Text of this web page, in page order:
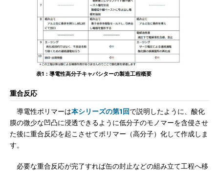
表1：導電性高分子キャパシターの製造工程概要
重合反応
導電性ポリマーは本シリーズの第1回で説明したように、酸化
膜の微少な凹凸に浸透できるように低分子のモノマーを含侵させ
た後に重合反応を起こさせてポリマー（高分子）化して作成しま
す。
必要な重合反応が完了すれば缶の封止などの組み立て工程へ移